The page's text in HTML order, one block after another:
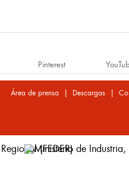
Pinterest
Área de prensa | Descargas|